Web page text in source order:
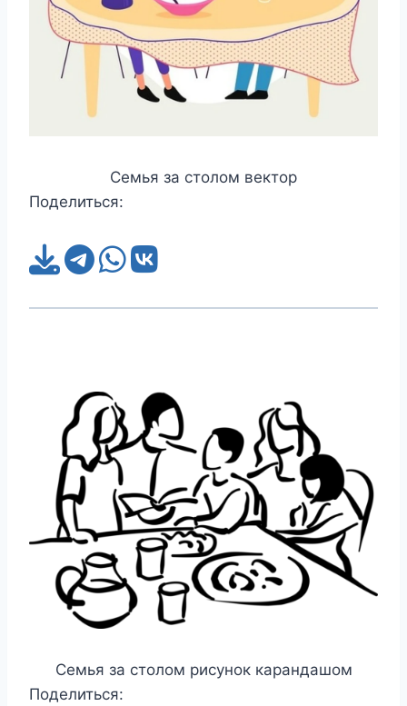
Семья за столом вектор
Поделиться:
Семья за столом рисунок карандашом
Поделиться: